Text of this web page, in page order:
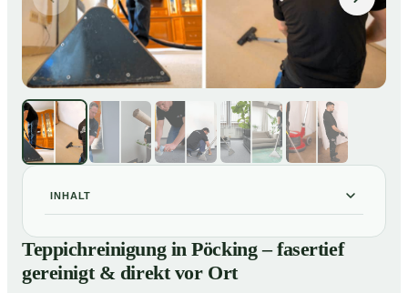
INHALT
01Teppichreinigung in Pöcking – fasertief gereinigt &
direkt vor Ort
Unsere Leistungen im Überblick
Teppichreinigung in Pöcking – fasertief
gereinigt & direkt vor Ort